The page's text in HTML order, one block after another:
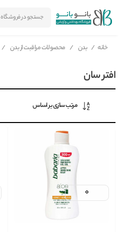
جستجو در فروشگاه
خانه / بدن / محصولات مراقبت از بدن /
افتر سان
مرتب سازی بر اساس